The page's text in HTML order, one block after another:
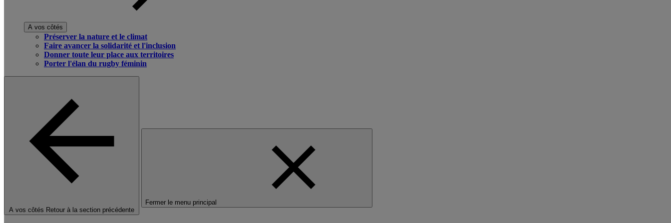
A vos côtés
Préserver la nature et le climat
Faire avancer la solidarité et l'inclusion
Donner toute leur place aux territoires
Porter l'élan du rugby féminin
A vos côtés Retour à la section précédente
Fermer le menu principal